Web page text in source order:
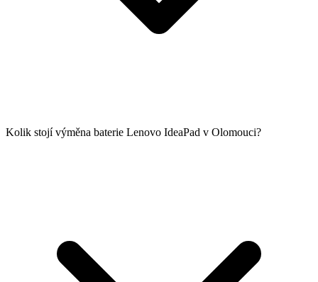
Kolik stojí výměna baterie Lenovo IdeaPad v Olomouci?